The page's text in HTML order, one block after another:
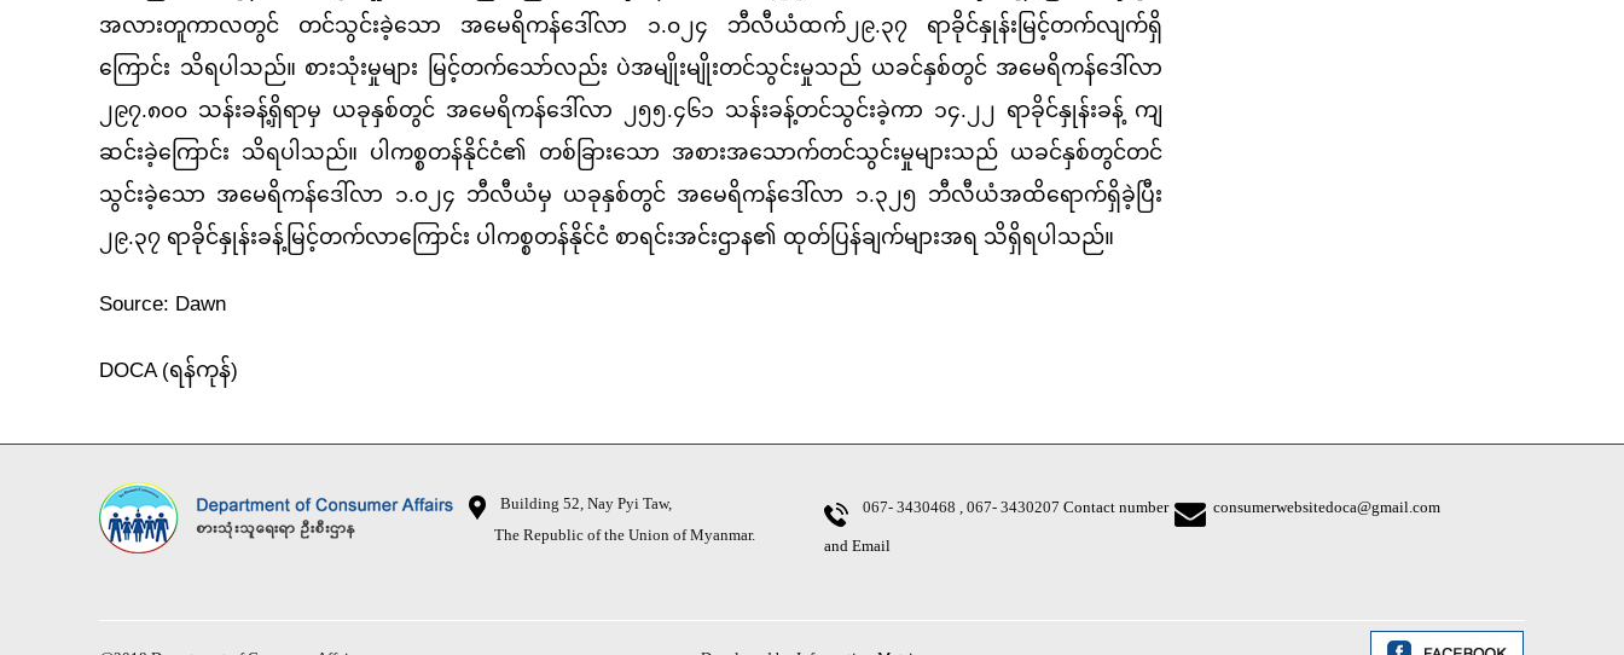
အလားတူကာလတွင် တင်သွင်းခဲ့သော အမေရိကန်ဒေါ်လာ ၁.၀၂၄ ဘီလီယံထက်၂၉.၃၇ ရာခိုင်နှုန်းမြင့်တက်လျက်ရှိ
ကြောင်း သိရပါသည်။ စားသုံးမှုများ မြင့်တက်သော်လည်း ပဲအမျိုးမျိုးတင်သွင်းမှုသည် ယခင်နှစ်တွင် အမေရိကန်ဒေါ်လာ
၂၉၇.၈၀၀ သန်းခန့်ရှိရာမှ ယခုနှစ်တွင် အမေရိကန်ဒေါ်လာ ၂၅၅.၄၆၁ သန်းခန့်တင်သွင်းခဲ့ကာ ၁၄.၂၂ ရာခိုင်နှုန်းခန့် ကျ
ဆင်းခဲ့ကြောင်း သိရပါသည်။ ပါကစ္စတန်နိုင်ငံ၏ တစ်ခြားသော အစားအသောက်တင်သွင်းမှုများသည် ယခင်နှစ်တွင်တင်
သွင်းခဲ့သော အမေရိကန်ဒေါ်လာ ၁.၀၂၄ ဘီလီယံမှ ယခုနှစ်တွင် အမေရိကန်ဒေါ်လာ ၁.၃၂၅ ဘီလီယံအထိရောက်ရှိခဲ့ပြီး
၂၉.၃၇ ရာခိုင်နှုန်းခန့်မြင့်တက်လာကြောင်း ပါကစ္စတန်နိုင်ငံ စာရင်းအင်းဌာန၏ ထုတ်ပြန်ချက်များအရ သိရှိရပါသည်။
Source: Dawn
DOCA (ရန်ကုန်)
Building 52, Nay Pyi Taw,
The Republic of the Union of Myanmar.
067- 3430468 , 067- 3430207 Contact number
and Email
consumerwebsitedoca@gmail.com